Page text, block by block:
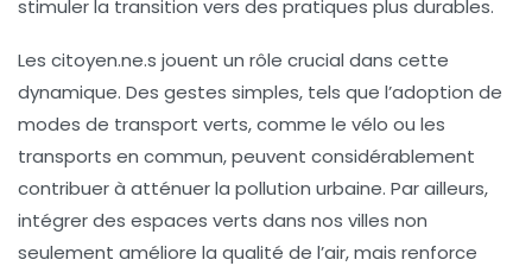
stimuler la transition vers des pratiques plus durables.
Les citoyen.ne.s jouent un rôle crucial dans cette
dynamique. Des gestes simples, tels que l’adoption de
modes de transport verts, comme le vélo ou les
transports en commun, peuvent considérablement
contribuer à atténuer la pollution urbaine. Par ailleurs,
intégrer des espaces verts dans nos villes non
seulement améliore la qualité de l’air, mais renforce